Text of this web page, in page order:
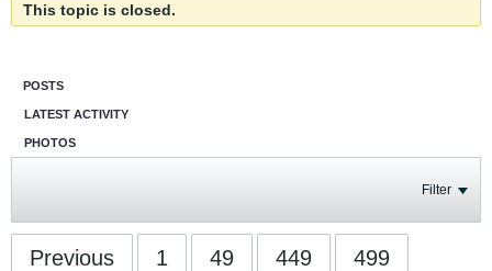
This topic is closed.
POSTS
LATEST ACTIVITY
PHOTOS
Filter
Previous 1 49 449 499